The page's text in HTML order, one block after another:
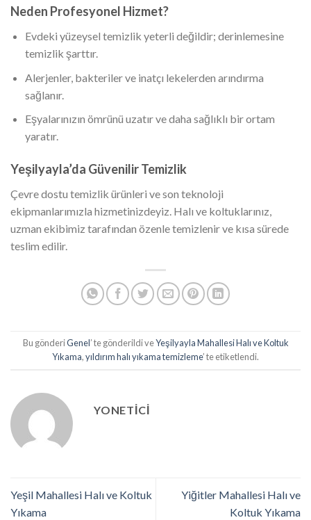
Neden Profesyonel Hizmet?
Evdeki yüzeysel temizlik yeterli değildir; derinlemesine
temizlik şarttır.
Alerjenler, bakteriler ve inatçı lekelerden arındırma
sağlanır.
Eşyalarınızın ömrünü uzatır ve daha sağlıklı bir ortam
yaratır.
Yeşilyayla’da Güvenilir Temizlik
Çevre dostu temizlik ürünleri ve son teknoloji
ekipmanlarımızla hizmetinizdeyiz. Halı ve koltuklarınız,
uzman ekibimiz tarafından özenle temizlenir ve kısa sürede
teslim edilir.
Bu gönderiGenel’ te gönderildi veYeşilyayla Mahallesi Halı ve Koltuk
Yıkama,yıldırım halı yıkama temizleme’ te etiketlendi.
YONETICI
Yeşil Mahallesi Halı ve Koltuk
Yıkama
Yiğitler Mahallesi Halı ve
Koltuk Yıkama